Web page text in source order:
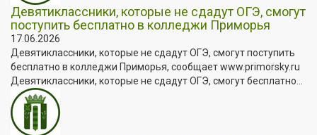
Девятиклассники, которые не сдадут ОГЭ, смогут
поступить бесплатно в колледжи Приморья
17.06.2026
Девятиклассники, которые не сдадут ОГЭ, смогут поступить
бесплатно в колледжи Приморья, сообщает www.primorsky.ru
Девятиклассники, которые не сдадут ОГЭ, смогут бесплатно...